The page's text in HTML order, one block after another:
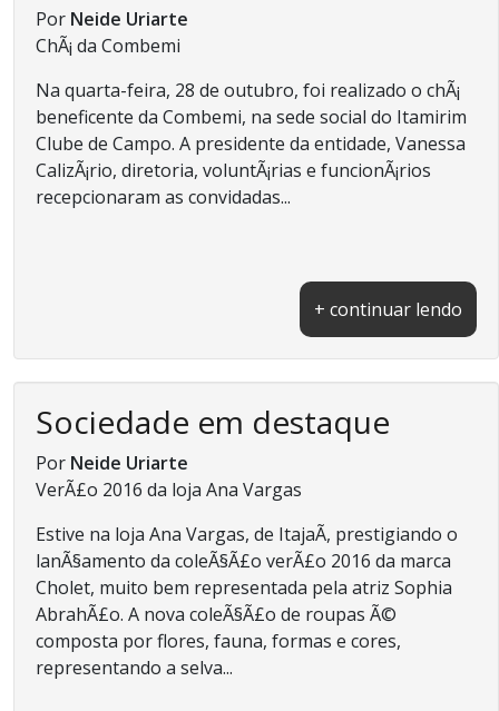
Por Neide Uriarte
ChÃ¡ da Combemi
Na quarta-feira, 28 de outubro, foi realizado o chÃ¡
beneficente da Combemi, na sede social do Itamirim
Clube de Campo. A presidente da entidade, Vanessa
CalizÃ¡rio, diretoria, voluntÃ¡rias e funcionÃ¡rios
recepcionaram as convidadas...
+ continuar lendo
Sociedade em destaque
Por Neide Uriarte
VerÃ£o 2016 da loja Ana Vargas
Estive na loja Ana Vargas, de ItajaÃ­, prestigiando o
lanÃ§amento da coleÃ§Ã£o verÃ£o 2016 da marca
Cholet, muito bem representada pela atriz Sophia
AbrahÃ£o. A nova coleÃ§Ã£o de roupas Ã©
composta por flores, fauna, formas e cores,
representando a selva...